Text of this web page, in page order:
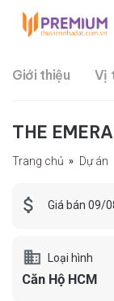
Giới thiệu Vị
THE
Trang chủ Dự án
Giá bán 09/
Loại hình
Căn Hộ HCM